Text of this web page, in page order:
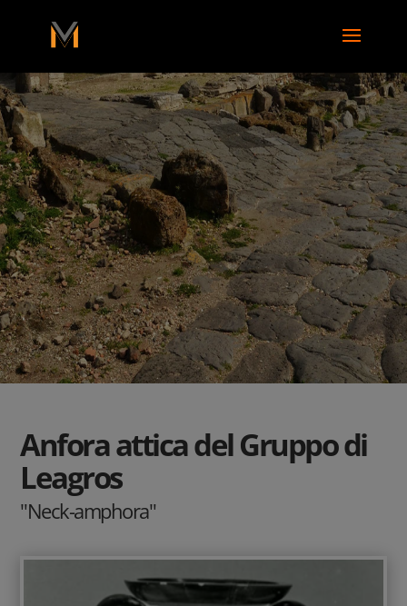
Anfora attica del Gruppo di
Leagros
"Neck-amphora"